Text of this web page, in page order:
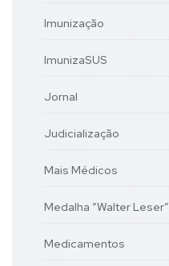
Imunização
ImunizaSUS
Jornal
Judicialização
Mais Médicos
Medalha “Walter Leser”
Medicamentos